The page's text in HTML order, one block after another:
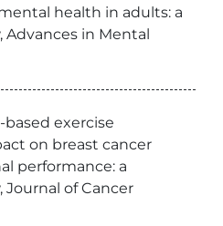
health in adults: a
Advances in Mental
based exercise
on breast cancer
performance: a
of Cancer